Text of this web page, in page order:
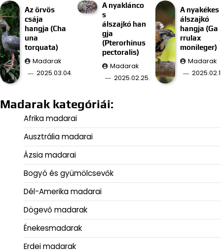
Az örvös
csája
hangja (Cha
una
torquata)
Madarak
2025.03.04.
A nyaklánco
s
álszajkó han
gja
(Pterorhinus
pectoralis)
Madarak
2025.02.25.
A nyakékes
álszajkó
hangja (Ga
rrulax
monileger)
Madarak
Madarak kategóriái:
Afrika madarai
Ausztrália madarai
Ázsia madarai
Bogyó és gyümölcsevők
Dél-Amerika madarai
Dögevő madarak
Énekesmadarak
Erdei madarak